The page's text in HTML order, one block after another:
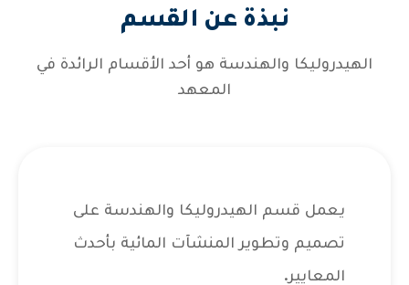
نبذة عن القسم
الهيدروليكا والهندسة هو أحد الأقسام الرائدة في
المعهد
يعمل قسم الهيدروليكا والهندسة على
تصميم وتطوير المنشآت المائية بأحدث
المعايير.